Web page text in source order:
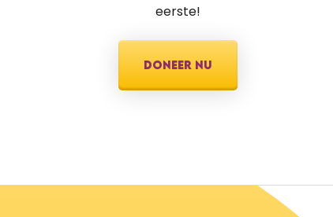
eerste!
DONEER NU